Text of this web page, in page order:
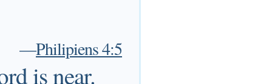
—Philipiens 4:5
is near.